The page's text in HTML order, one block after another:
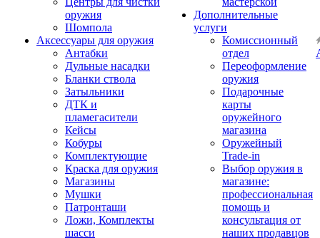
оружия
Шомпола
Аксессуары для оружия
Антабки
Дульные насадки
Бланки ствола
Затыльники
ДТК и
пламегасители
Кейсы
Кобуры
Комплектующие
Краска для оружия
Магазины
Мушки
Патронташи
Ложи, Комплекты
шасси
Дополнительные
услуги
Комиссионный
отдел
Переоформление
оружия
Подарочные
карты
оружейного
магазина
Оружейный
Trade-in
Выбор оружия в
магазине:
профессиональная
помощь и
консультация от
наших продавцов